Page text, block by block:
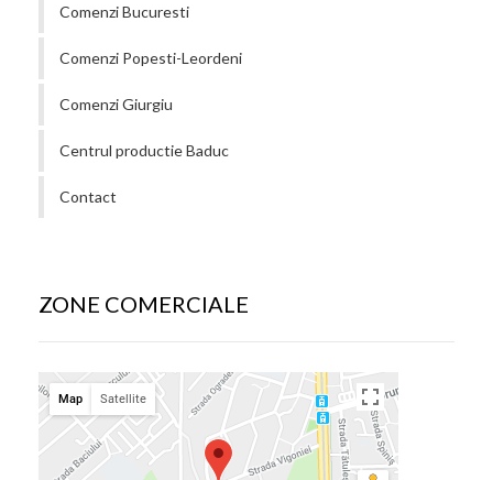
Comenzi Bucuresti
Comenzi Popesti-Leordeni
Comenzi Giurgiu
Centrul productie Baduc
Contact
ZONE COMERCIALE